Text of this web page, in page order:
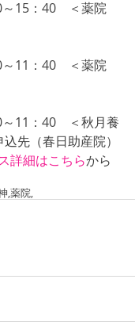
15：40　＜薬院
11：40　＜薬院
11：40　＜秋月養
先（春日助産院）
詳細はこちらから
,薬院,